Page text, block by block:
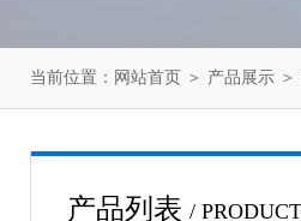
当前位置： 网站首页 ＞ 产品展示 ＞
产品列表 /